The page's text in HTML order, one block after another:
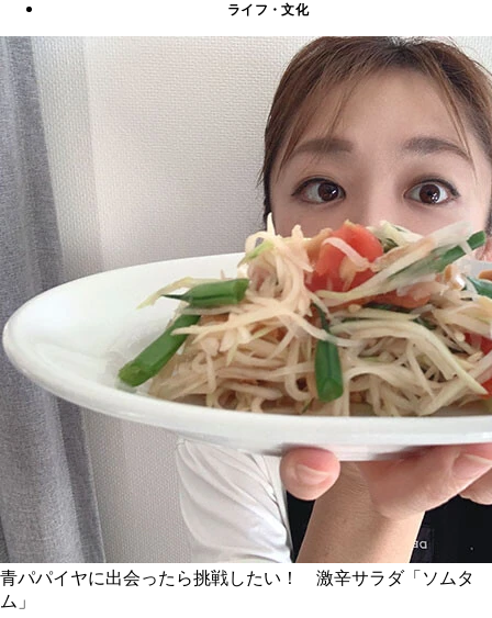
ライフ・文化
青パパイヤに出会ったら挑戦したい！ 激辛サラダ「ソムタ
ム」